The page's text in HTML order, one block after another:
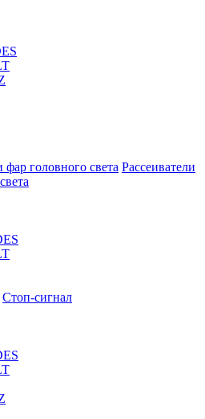
Рассеиватели
Стоп-сигнал